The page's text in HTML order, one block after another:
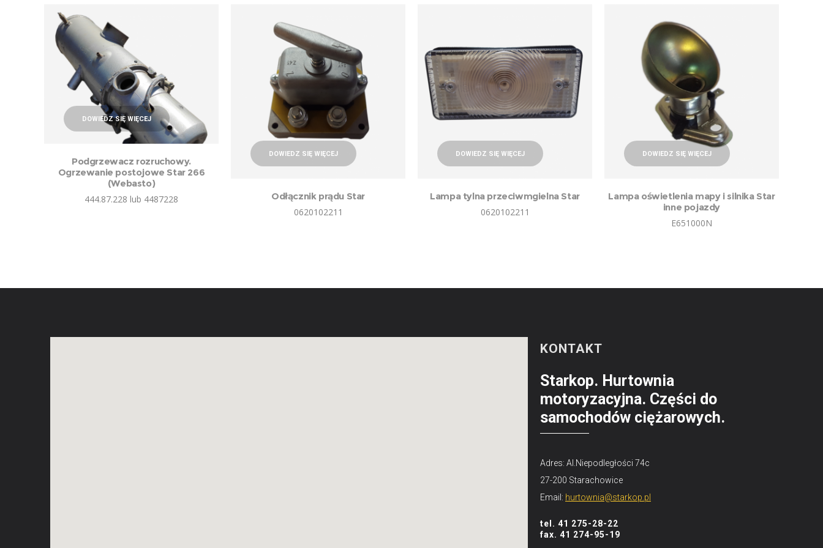
DOWIEDZ SIĘ WIĘCEJ
Podgrzewacz rozruchowy.
Ogrzewanie postojowe Star 266
(Webasto)
444.87.228 lub 4487228
DOWIEDZ SIĘ WIĘCEJ
Odłącznik prądu Star
0620102211
DOWIEDZ SIĘ WIĘCEJ
Lampa tylna przeciwmgielna Star
0620102211
DOWIEDZ SIĘ WIĘCEJ
Lampa oświetlenia mapy i silnika Star
inne pojazdy
E651000N
KONTAKT
Starkop. Hurtownia
motoryzacyjna. Części do
samochodów ciężarowych.
Adres: Al.Niepodległości 74c
27-200 Starachowice
Email: hurtownia@starkop.pl
tel. 41 275-28-22
fax. 41 274-95-19